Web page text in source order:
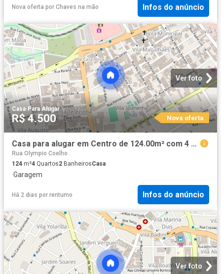
Nova oferta por Chaves na mão Infos do anúncio
Ver foto
Casa· Para Alugar
R$ 4.500 Nova oferta
Casa para alugar em Centro de 124.00m² com 4 Quartos, 1 Suite e 2 Garagens
Rua Olympio Coelho
124 m²4 Quartos2 BanheirosCasa
·Garagem
Há 2 dias por rentumo Infos do anúncio
Ver foto